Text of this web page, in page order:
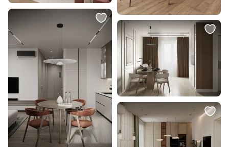
3 500 ₽
Подвес Favourite Uccello 2939-
В корзину
416 990 ₽
Высокий буфет Angel Cerda
3251/437-I из ореха и темной
стали BD-2860940
В корзину